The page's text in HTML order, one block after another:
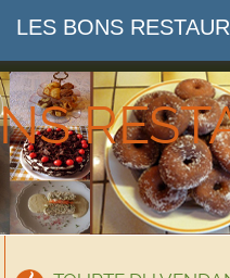
LES BONS